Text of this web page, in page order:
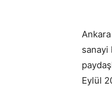
sanayi
Eylül